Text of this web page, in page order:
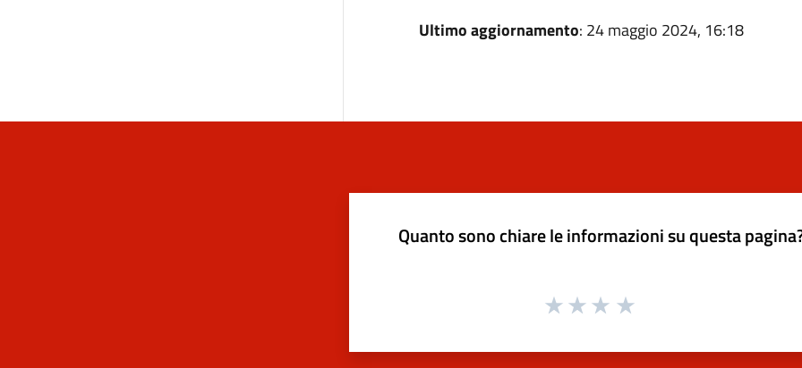
Ultimo aggiornamento: 24 maggio 2024, 16:18
Quanto sono chiare le informazioni su questa